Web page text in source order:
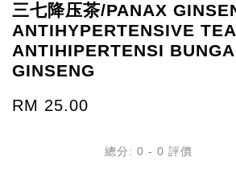
三七降压茶/PANAX
ANTIHYPERTENSIVE
ANTIHIPERTENSI
GINSENG
RM 25.00
總分: 0 - 0 評價